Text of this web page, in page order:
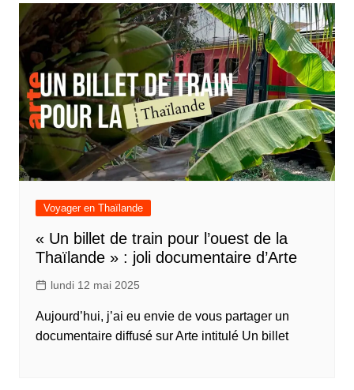
Voyager en Thaïlande
« Un billet de train pour l’ouest de la
Thaïlande » : joli documentaire d’Arte
lundi 12 mai 2025
Aujourd’hui, j’ai eu envie de vous partager un
documentaire diffusé sur Arte intitulé Un billet